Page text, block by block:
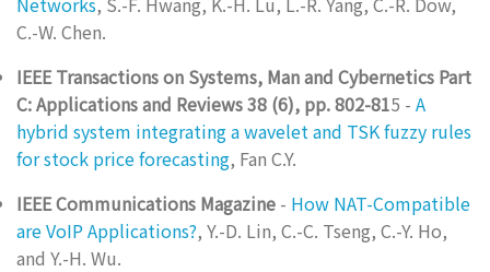
C.-W. Chen.
IEEE Transactions on Systems, Man and Cybernetics Part
C: Applications and Reviews 38 (6), pp. 802-815 - A
hybrid system integrating a wavelet and TSK fuzzy rules
for stock price forecasting, Fan C.Y.
IEEE Communications Magazine - How NAT-Compatible
are VoIP Applications?, Y.-D. Lin, C.-C. Tseng, C.-Y. Ho,
and Y.-H. Wu.